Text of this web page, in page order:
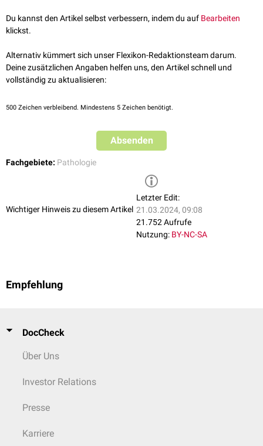
bestimmen. Hierbei werden die in Teilung befindlichen Zellen
Mitosefiguren
) eines definierten Bereiches, z.B. eines Gesichtsfeldes bei
siehe auch: Zellteilung
Du kannst den Artikel selbst verbessern, indem du auf Bearbeiten
klickst.
Alternativ kümmert sich unser Flexikon-Redaktionsteam darum.
Deine zusätzlichen Angaben helfen uns, den Artikel schnell und
vollständig zu aktualisieren:
500 Zeichen verbleibend. Mindestens 5 Zeichen benötigt.
Absenden
Fachgebiete: Pathologie
Wichtiger Hinweis zu diesem Artikel
Letzter Edit:
21.03.2024, 09:08
21.752 Aufrufe
Nutzung: BY-NC-SA
Empfehlung
DocCheck
Über Uns
Investor Relations
Presse
Karriere